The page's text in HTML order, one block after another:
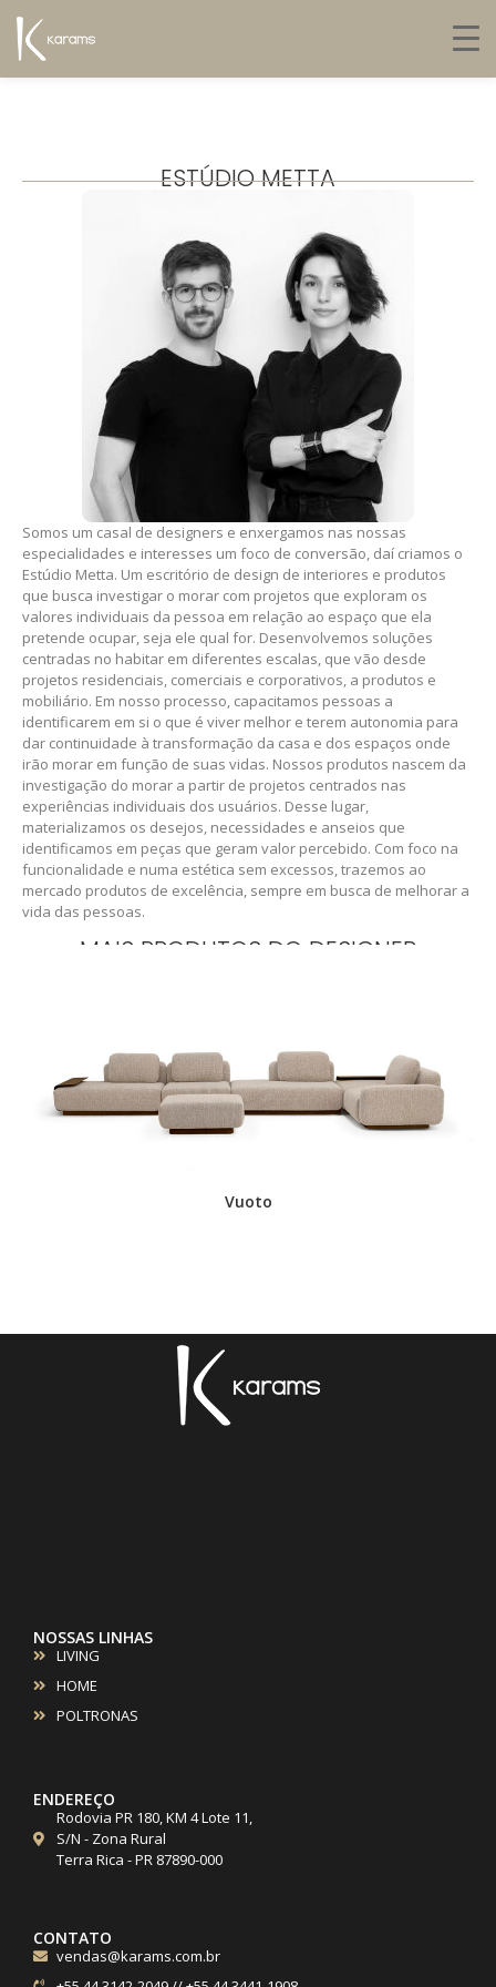
ESTÚDIO METTA
Somos um casal de designers e enxergamos nas nossas
especialidades e interesses um foco de conversão, daí criamos o
Estúdio Metta. Um escritório de design de interiores e produtos
que busca investigar o morar com projetos que exploram os
valores individuais da pessoa em relação ao espaço que ela
pretende ocupar, seja ele qual for. Desenvolvemos soluções
centradas no habitar em diferentes escalas, que vão desde
projetos residenciais, comerciais e corporativos, a produtos e
mobiliário. Em nosso processo, capacitamos pessoas a
identificarem em si o que é viver melhor e terem autonomia para
dar continuidade à transformação da casa e dos espaços onde
irão morar em função de suas vidas. Nossos produtos nascem da
investigação do morar a partir de projetos centrados nas
experiências individuais dos usuários. Desse lugar,
materializamos os desejos, necessidades e anseios que
identificamos em peças que geram valor percebido. Com foco na
funcionalidade e numa estética sem excessos, trazemos ao
mercado produtos de excelência, sempre em busca de melhorar a
vida das pessoas.
MAIS PRODUTOS DO DESIGNER
Vuoto
NOSSAS LINHAS
LIVING
HOME
POLTRONAS
ENDEREÇO
Rodovia PR 180, KM 4 Lote 11,
S/N - Zona Rural
Terra Rica - PR 87890-000
CONTATO
vendas@karams.com.br